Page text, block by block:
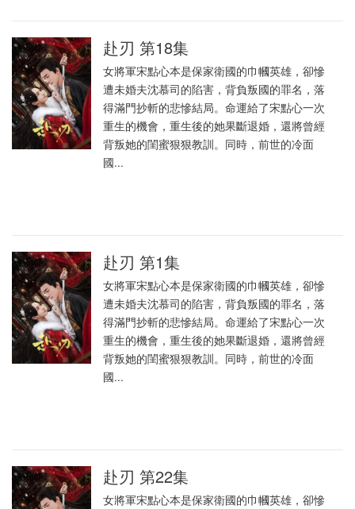
赴刃 第18集
女將軍宋點心本是保家衛國的巾幗英雄，卻慘
遭未婚夫沈慕司的陷害，背負叛國的罪名，落
得滿門抄斬的悲慘結局。命運給了宋點心一次
重生的機會，重生後的她果斷退婚，還將曾經
背叛她的閨蜜狠狠教訓。同時，前世的冷面
國...
赴刃 第1集
女將軍宋點心本是保家衛國的巾幗英雄，卻慘
遭未婚夫沈慕司的陷害，背負叛國的罪名，落
得滿門抄斬的悲慘結局。命運給了宋點心一次
重生的機會，重生後的她果斷退婚，還將曾經
背叛她的閨蜜狠狠教訓。同時，前世的冷面
國...
赴刃 第22集
女將軍宋點心本是保家衛國的巾幗英雄，卻慘